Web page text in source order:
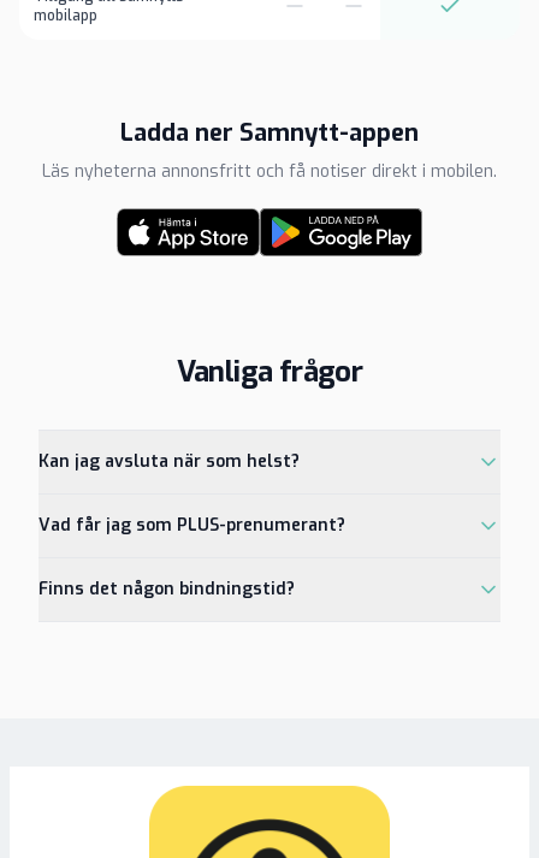
mobilapp
Ladda ner Samnytt-appen
Läs nyheterna annonsfritt och få notiser direkt i mobilen.
Vanliga frågor
Kan jag avsluta när som helst?
Vad får jag som PLUS-prenumerant?
Finns det någon bindningstid?